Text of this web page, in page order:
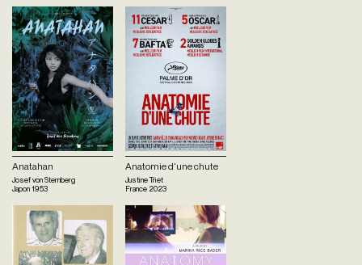
Anatahan
Josef von Sternberg
Japon1953
Anatomie d'une chute
Justine Triet
France 2023